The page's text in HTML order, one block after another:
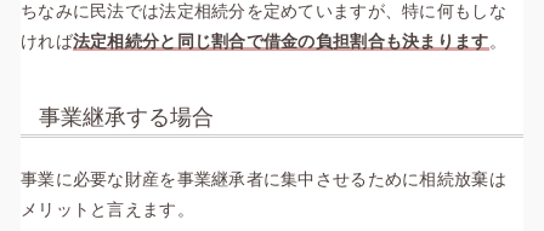
ちなみに民法では法定相続分を定めていますが、特に何もしな
ければ法定相続分と同じ割合で借金の負担割合も決まります。
事業継承する場合
事業に必要な財産を事業継承者に集中させるために相続放棄は
メリットと言えます。